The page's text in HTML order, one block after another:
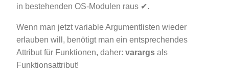
in bestehenden OS-Modulen raus ✔.
Wenn man jetzt variable Argumentlisten wieder
erlauben will, benötigt man ein entsprechendes
Attribut für Funktionen, daher: varargs als
Funktionsattribut!